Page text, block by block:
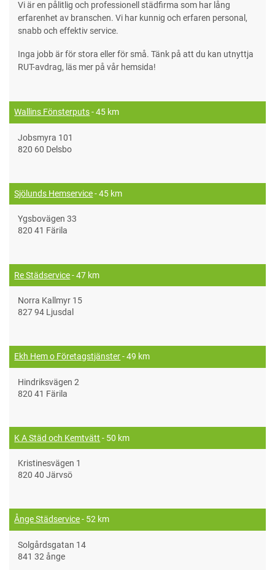
Vi är en pålitlig och professionell städfirma som har lång
erfarenhet av branschen. Vi har kunnig och erfaren personal,
snabb och effektiv service.
Inga jobb är för stora eller för små. Tänk på att du kan utnyttja
RUT-avdrag, läs mer på vår hemsida!
Wallins Fönsterputs- 45 km
Jobsmyra 101
820 60 Delsbo
Sjölunds Hemservice- 45 km
Ygsbovägen 33
820 41 Färila
Re Städservice- 47 km
Norra Kallmyr 15
827 94 Ljusdal
Ekh Hem o Företagstjänster- 49 km
Hindriksvägen 2
820 41 Färila
K A Städ och Kemtvätt - 50 km
Kristinesvägen 1
820 40 Järvsö
Ånge Städservice- 52 km
Solgårdsgatan 14
841 32 ånge